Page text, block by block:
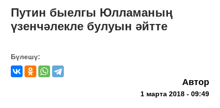
Путин быелгы Юлламаның
үзенчәлекле булуын әйтте
Бүлешү:
Автор
1 марта 2018 - 09:49